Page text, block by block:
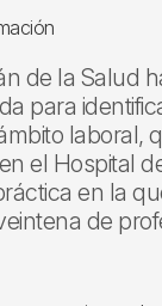
de la Salud
para
laboral,
el Hospital
en la
de